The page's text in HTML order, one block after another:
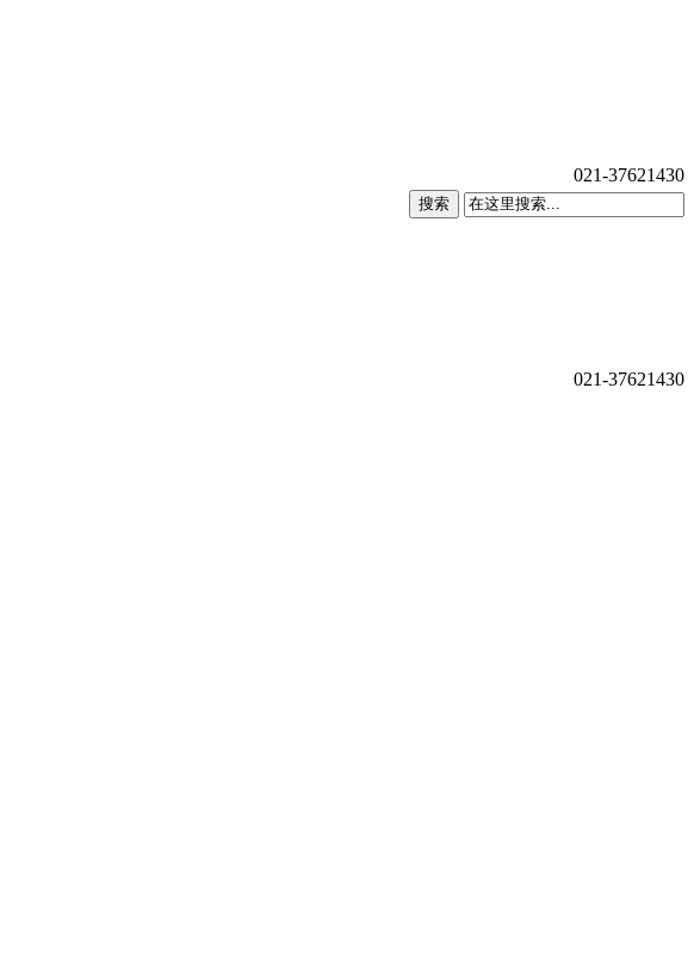
021-37621430
搜索
021-37621430